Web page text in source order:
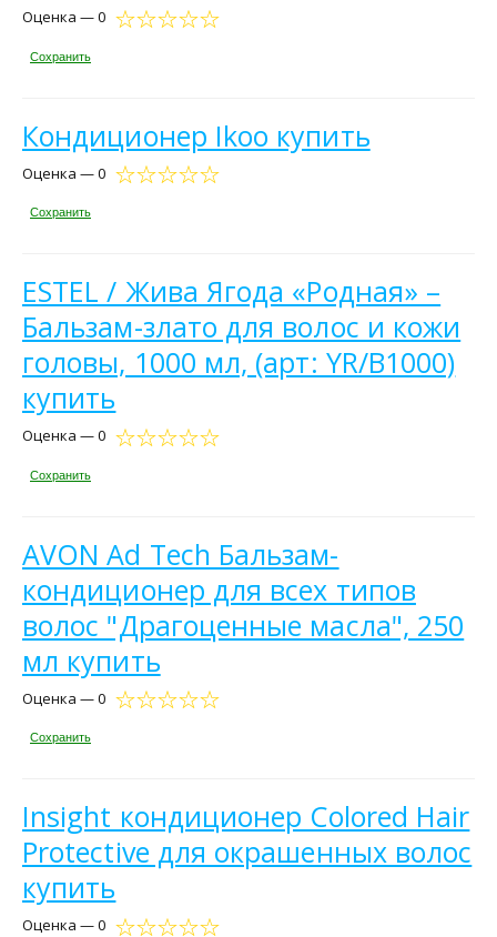
Оценка — 0
Сохранить
Кондиционер Ikoo купить
Оценка — 0
Сохранить
ESTEL / Жива Ягода «Родная» –
Бальзам-злато для волос и кожи
головы, 1000 мл, (арт: YR/B1000)
купить
Оценка — 0
Сохранить
AVON Ad Tech Бальзам-
кондиционер для всех типов
волос "Драгоценные масла", 250
мл купить
Оценка — 0
Сохранить
Insight кондиционер Colored Hair
Protective для окрашенных волос
купить
Оценка — 0